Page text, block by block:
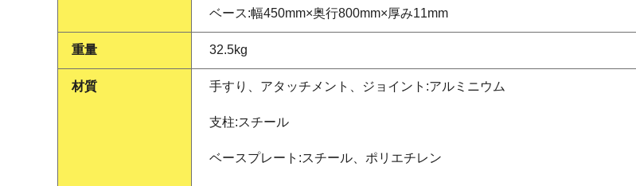
ベース:幅450mm×奥行800mm×厚み11mm
重量 32.5kg
材質 手すり、アタッチメント、ジョイント:アルミニウム
支柱:スチール
ベースプレート:スチール、ポリエチレン